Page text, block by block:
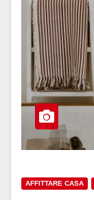
AFFITTARE CASA